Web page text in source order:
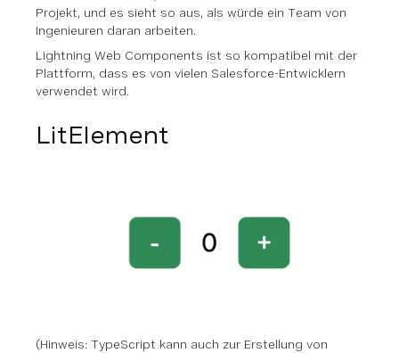
Projekt, und es sieht so aus, als würde ein Team von
Ingenieuren daran arbeiten.
Lightning Web Components ist so kompatibel mit der
Plattform, dass es von vielen Salesforce-Entwicklern
verwendet wird.
LitElement
(Hinweis: TypeScript kann auch zur Erstellung von